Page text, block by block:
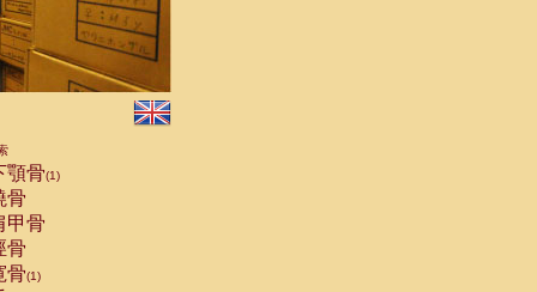
顎骨(1)
骨
甲骨
骨
骨(1)